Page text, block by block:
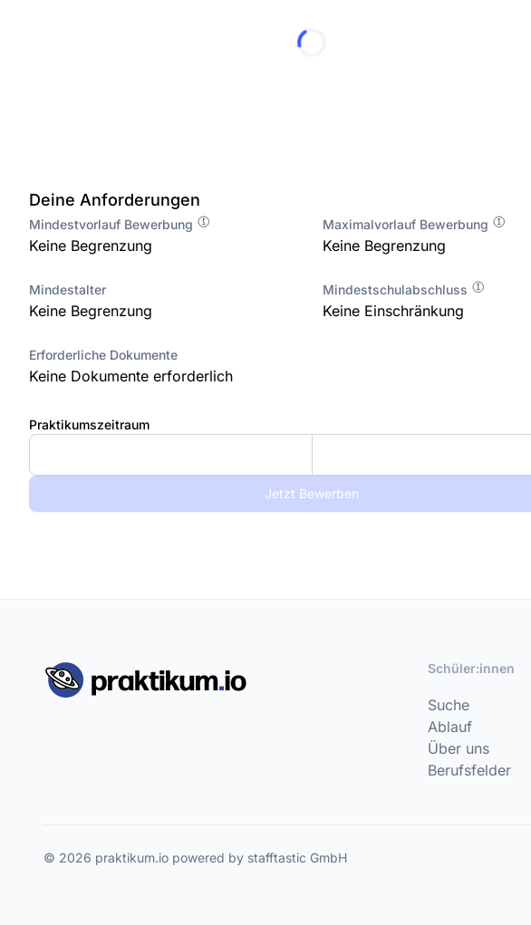
Deine Anforderungen
Mindestvorlauf Bewerbung
Keine Begrenzung
Maximalvorlauf Bewerbung
Keine Begrenzung
Mindestalter
Keine Begrenzung
Mindestschulabschluss
Keine Einschränkung
Erforderliche Dokumente
Keine Dokumente erforderlich
Praktikumszeitraum
Jetzt Bewerben
Schüler:innen
Suche
Ablauf
Über uns
Berufsfelder
© 2026 praktikum.io powered by stafftastic GmbH